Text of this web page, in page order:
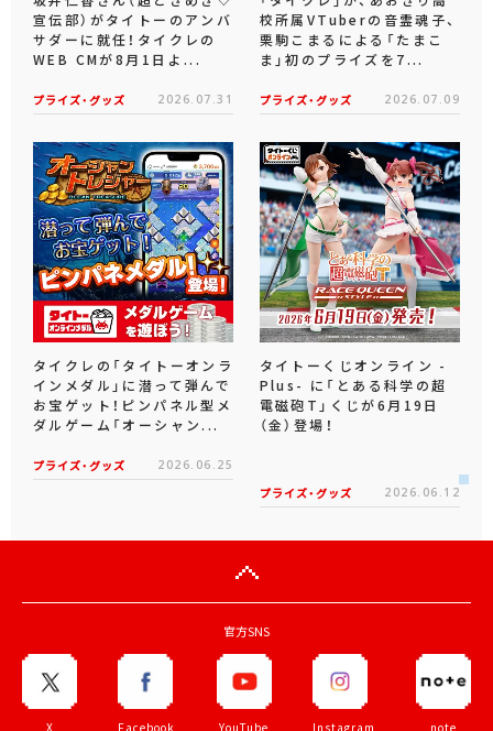
宣伝部）がタイトーのアンバ
サダーに就任！タイクレの
WEB CMが8月1日よ...
プライズ・グッズ 2026.07.31
校所属VTuberの音霊魂子、
栗駒こまるによる「たまこ
ま」初のプライズを7...
プライズ・グッズ 2026.07.09
タイクレの「タイトーオンラ
インメダル」に潜って弾んで
お宝ゲット！ピンパネル型メ
ダルゲーム「オーシャン...
プライズ・グッズ 2026.06.25
タイトーくじオンライン -
Plus- に「とある科学の超
電磁砲T」くじが6月19日
（金）登場！
プライズ・グッズ 2026.06.12
官方SNS
X Facebook YouTube Instagram note